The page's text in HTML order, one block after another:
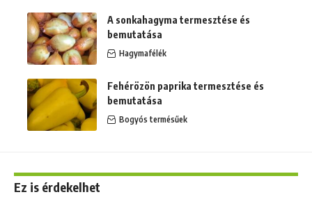
A sonkahagyma termesztése és
bemutatása
Hagymafélék
Fehérözön paprika termesztése és
bemutatása
Bogyós termésűek
Ez is érdekelhet